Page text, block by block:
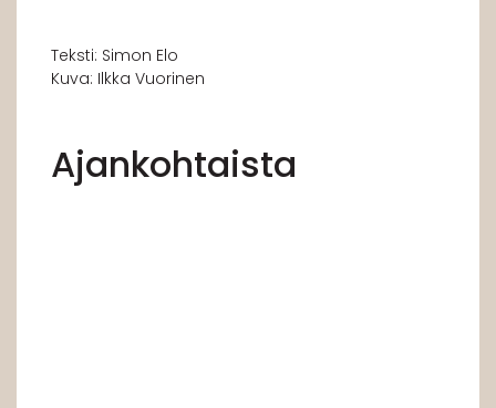
Teksti: Simon Elo
Kuva: Ilkka Vuorinen
Ajankohtaista